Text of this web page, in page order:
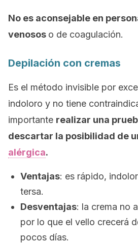
No es aconsejable en
venosos o de coagulación.
Depilación con cremas
Es el método invisible por
indoloro y no tiene
importante realizar una
descartar la posibilidad de
alérgica.
Ventajas: es rápido,
tersa.
Desventajas: la crema no
por lo que el vello crecerá
pocos días.